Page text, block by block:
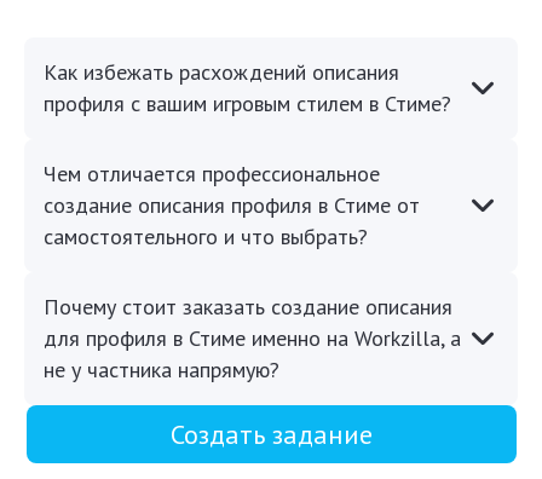
Как избежать расхождений описания
профиля с вашим игровым стилем в Стиме?
Чем отличается профессиональное
создание описания профиля в Стиме от
самостоятельного и что выбрать?
Почему стоит заказать создание описания
для профиля в Стиме именно на Workzilla, а
не у частника напрямую?
Создать задание